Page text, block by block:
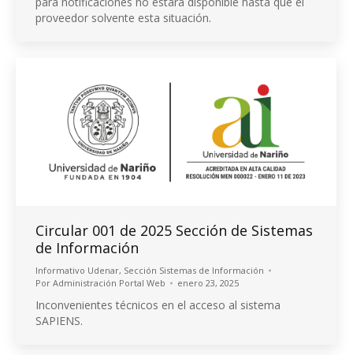
proveedor solvente esta situación.
Circular 001 de 2025 Sección de Sistemas
de Información
Informativo Udenar, Sección Sistemas de Información
Por Administración Portal Web enero 23, 2025
Inconvenientes técnicos en el acceso al sistema
SAPIENS.